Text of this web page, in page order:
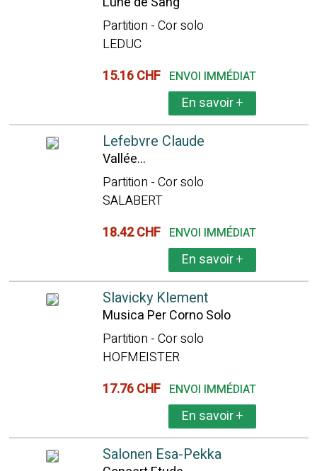
Partition - Cor solo
LEDUC
15.16 CHF ENVOI IMMÉDIAT
En savoir+
Lefebvre Claude
Vallée...
Partition - Cor solo
SALABERT
18.42 CHF ENVOI IMMÉDIAT
En savoir+
Slavicky Klement
Musica Per Corno Solo
Partition - Cor solo
HOFMEISTER
17.76 CHF ENVOI IMMÉDIAT
En savoir+
Salonen Esa-Pekka